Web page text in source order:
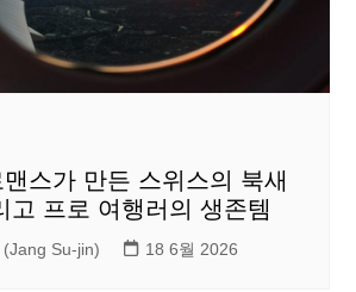
스가 만든 스위스의 북새
고 프로 여행러의 생존템
(Jang Su-jin) 18 6월 2026